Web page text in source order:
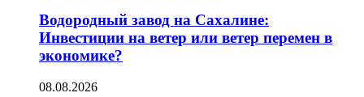
Водородный завод на Сахалине:
Инвестиции на ветер или ветер перемен в
экономике?
08.08.2026